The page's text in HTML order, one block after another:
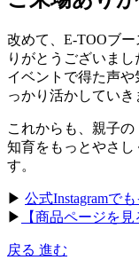
改めて、E-TOOブ
りがとうございまし
イベントで得た声
っかり活かしていき
これからも、親子の
知育をもっとやさし
す。
▶ 公式Instagramで
▶
【商品ページを見
戻る 進む